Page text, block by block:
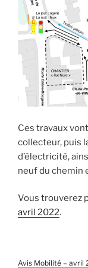
Ces travaux
collecteur, puis
d’électricité,
neuf du chemin
Vous trouverez
avril 2022.
Avis Mobilité – avril